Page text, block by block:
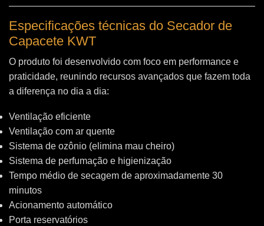
Especificações técnicas do Secador de
Capacete KWT
O produto foi desenvolvido com foco em performance e
praticidade, reunindo recursos avançados que fazem toda
a diferença no dia a dia:
Ventilação eficiente
Ventilação com ar quente
Sistema de ozônio (elimina mau cheiro)
Sistema de perfumação e higienização
Tempo médio de secagem de aproximadamente 30
minutos
Acionamento automático
Porta reservatórios